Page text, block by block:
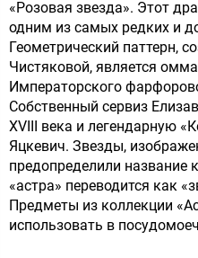
«Розовая звезда». Этот
одним из самых редких и
Геометрический паттерн,
Чистяковой, является
Императорского
Собственный сервиз
XVIII века и легендарную
Яцкевич. Звезды,
предопределили название
«астра» переводится как
Предметы из коллекции
использовать в